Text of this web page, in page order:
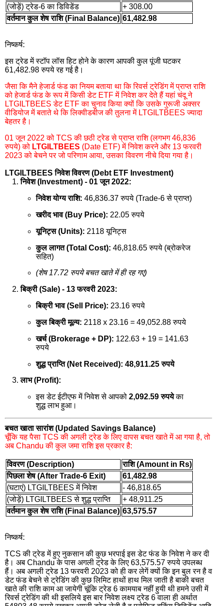
(जोड़ें) ट्रेड-6 का डिविडेंड
+ 308.00
वर्तमान कुल शेष राशि (Final Balance) 61,482.98
निष्कर्ष:
इस ट्रेड में स्टॉप लॉस हिट होने के कारण आपकी कुल पूंजी घटकर
61,482.98 रुपये रह गई है।
जैसा कि मैने हेजार्ड फंड का नियम बताया था कि रिवर्स ट्रेडिंग में प्राप्त राशि
को हेजार्ड फंड के रूप में किसी डेट ETF में निवेश कर देते हैं यहां चंदू ने
LTGILTBEES डेट ETF का चुनाव किया क्यों कि उसके गुरूजी अक्सर
वीडियोज में बताते थे कि लिक्वीडबीज की तुलना में LTGILTBEES ज्यादा
बेहतर है।
01 जून 2022 को TCS की छठी ट्रेड से प्राप्त राशि (लगभग 46,836
रुपये) को LTGILTBEES (Date ETF) में निवेश करने और 13 फरवरी
2023 को बेचने पर जो परिणाम आया, उसका विवरण नीचे दिया गया है।
LTGILTBEES निवेश विवरण (Debt ETF Investment)
निवेश (Investment) - 01 जून 2022:
निवेश योग्य राशि: 46,836.37 रुपये (Trade-6 से प्राप्त)
खरीद भाव (Buy Price): 22.05 रुपये
यूनिट्स (Units): 2118 यूनिट्स
कुल लागत (Total Cost): 46,818.65 रुपये (ब्रोकरेज
सहित)
(शेष 17.72 रुपये बचत खाते में ही रह गए)
बिक्री (Sale) - 13 फरवरी 2023:
बिक्री भाव (Sell Price): 23.16 रुपये
कुल बिक्री मूल्य: 2118 x 23.16 = 49,052.88 रुपये
खर्च (Brokerage + DP): 122.63 + 19 = 141.63
रुपये
शुद्ध प्राप्ति (Net Received): 48,911.25 रुपये
लाभ (Profit):
इस डेट ईटीएफ में निवेश से आपको 2,092.59 रुपयेका
शुद्ध लाभ हुआ।
बचत खाता सारांश (Updated Savings Balance)
चूँकि यह पैसा TCS की अगली ट्रेड के लिए वापस बचत खाते में आ गया है, तो
अब Chandu की कुल जमा राशि इस प्रकार है:
विवरण (Description)
राशि (Amount in Rs)
पिछला शेष (After Trade-6 Exit)
61,482.98
(घटाएं) LTGILTBEES में निवेश
- 46,818.65
(जोड़ें) LTGILTBEES से शुद्ध प्राप्ति
+ 48,911.25
वर्तमान कुल शेष राशि (Final Balance) 63,575.57
निष्कर्ष:
TCS की ट्रेड में हुए नुकसान की कुछ भरपाई इस डेट फंड के निवेश ने कर दी
है। अब Chandu के पास अगली ट्रेड के लिए 63,575.57 रुपये उपलब्ध
हैं। अब अगली ट्रेड 13 फरवरी 2023 को ही कर लेगें क्यों कि इन बुल रन है व
डेट फंड बेचने से ट्रेडिंग की कुछ लिमिट हाथों हाथ मिल जाती है बाकी बचत
खाते की राशि काम आ जायेगी चूंकि ट्रेड 6 कामयाब नहीं हुयी थी हमने उसी में
रिवर्स ट्रेडिंग की थी इसलिये इस बार निवेश लक्ष्य ट्रेड 6 वाला ही अर्थात